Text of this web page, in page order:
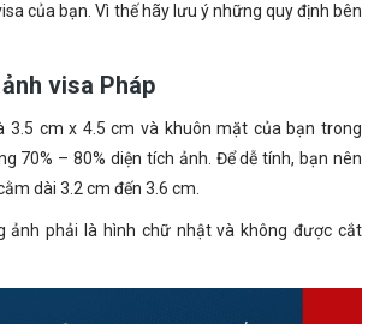
của bạn. Vì thế hãy lưu ý những quy định bên
visa Pháp
3.5 cm x 4.5 cm và khuôn mặt của bạn trong
70% – 80% diện tích ảnh. Để dễ tính, bạn nên
dài 3.2 cm đến 3.6 cm.
ảnh phải là hình chữ nhật và không được cắt